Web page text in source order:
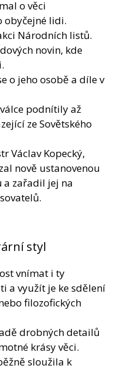
o věci
obyčejné lidi.
Národních listů.
novin, kde
o jeho osobě a díle v
podnítily až
ze Sovětského
Václav Kopecký,
nově ustanovenou
a zařadil jej na
styl
vnímat i ty
a využít je ke sdělení
filozofických
drobných detailů
krásy věci.
sloužila k